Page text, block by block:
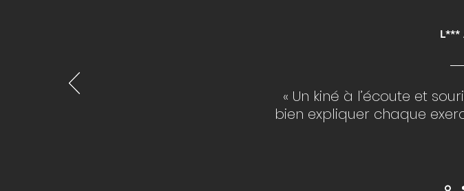
L***
« Un kiné à l’écoute et
bien expliquer chaque